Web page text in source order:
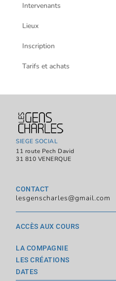
Intervenants
Lieux
Inscription
Tarifs et achats
SIEGE SOCIAL
11 route Pech David
31 810 VENERQUE
CONTACT
lesgenscharles@gmail.com
ACCÈS AUX COURS
LA COMPAGNIE
LES CRÉATIONS
DATES